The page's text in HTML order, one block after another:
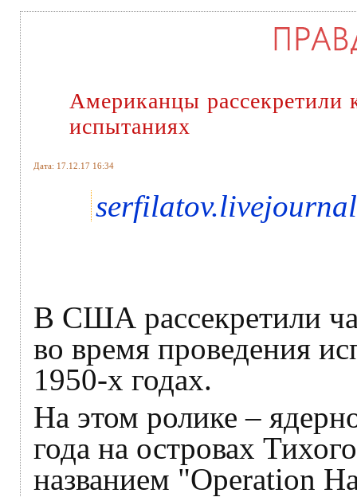
Американцы
испытаниях
Дата: 17.12.17 16:34
В США рассекретили
во время проведения
1950-х годах.
На этом ролике –
года на островах
названием "Operation